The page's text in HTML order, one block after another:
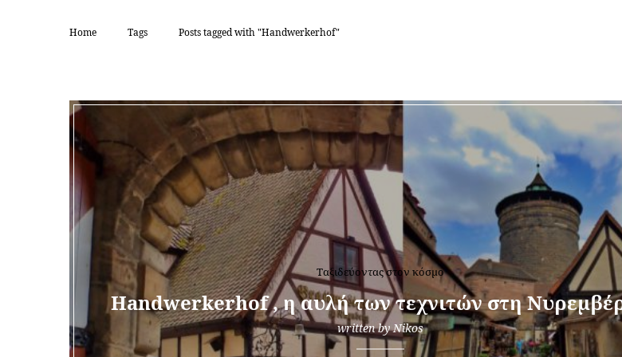
Home Tags Posts tagged with "Handwerkerhof"
Ταξιδεύοντας στον κόσμο
Handwerkerhof , η αυλή των τεχνιτών στη
written byNikos